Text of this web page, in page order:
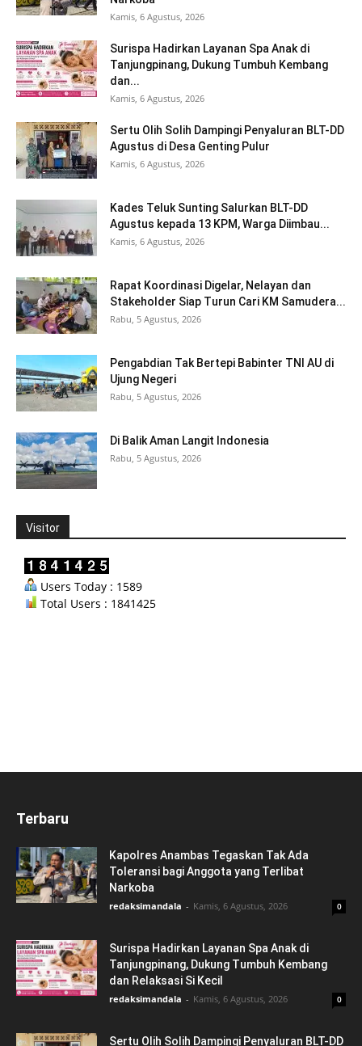
Kamis, 6 Agustus, 2026
Surispa Hadirkan Layanan Spa Anak di
Tanjungpinang, Dukung Tumbuh Kembang
dan...
Kamis, 6 Agustus, 2026
Sertu Olih Solih Dampingi Penyaluran BLT-DD
Agustus di Desa Genting Pulur
Kamis, 6 Agustus, 2026
Kades Teluk Sunting Salurkan BLT-DD
Agustus kepada 13 KPM, Warga Diimbau...
Kamis, 6 Agustus, 2026
Rapat Koordinasi Digelar, Nelayan dan
Stakeholder Siap Turun Cari KM Samudera...
Rabu, 5 Agustus, 2026
Pengabdian Tak Bertepi Babinter TNI AU di
Ujung Negeri
Rabu, 5 Agustus, 2026
Di Balik Aman Langit Indonesia
Rabu, 5 Agustus, 2026
Visitor
Users Today : 1589
Total Users : 1841425
Terbaru
Kapolres Anambas Tegaskan Tak Ada
Toleransi bagi Anggota yang Terlibat
Narkoba
redaksimandala - Kamis, 6 Agustus, 2026 0
Surispa Hadirkan Layanan Spa Anak di
Tanjungpinang, Dukung Tumbuh Kembang
dan Relaksasi Si Kecil
redaksimandala - Kamis, 6 Agustus, 2026 0
Sertu Olih Solih Dampingi Penyaluran BLT-DD